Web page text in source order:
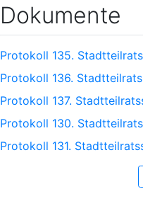
Dokumente
Protokoll 135.
Protokoll 136.
Protokoll 137.
Protokoll 130.
Protokoll 131.